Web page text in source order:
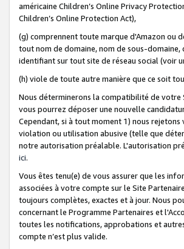
américaine Children’s Online Privacy
Children’s Online Protection Act),
(g) comprennent toute marque d'Amazon ou
tout nom de domaine, nom de sous-
identifiant sur tout site de réseau social (voir
(h) viole de toute autre manière que ce soit
Nous déterminerons la compatibilité de votre
vous pourrez déposer une nouvelle
Cependant, si à tout moment 1) nous
violation ou utilisation abusive (telle que
notre autorisation préalable. L'autorisation
ici.
Vous êtes tenu(e) de vous assurer que les
associées à votre compte sur le Site
toujours complètes, exactes et à jour. Nous
concernant le Programme Partenaires et
toutes les notifications, approbations et
compte n’est plus valide.